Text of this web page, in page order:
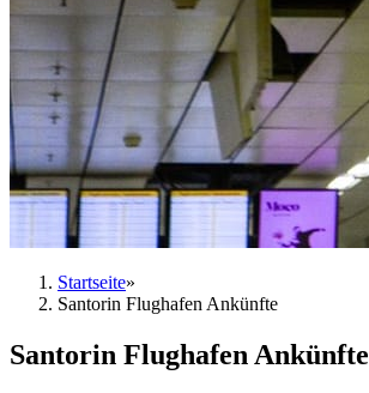
Startseite»
Santorin Flughafen Ankünfte
Santorin Flughafen Ankünfte